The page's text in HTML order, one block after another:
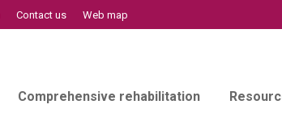
Contact us Web map
Comprehensive rehabilitation